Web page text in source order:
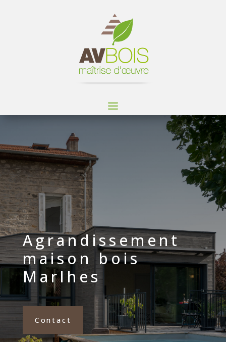
Agrandissement
maison bois
Marlhes
Contact